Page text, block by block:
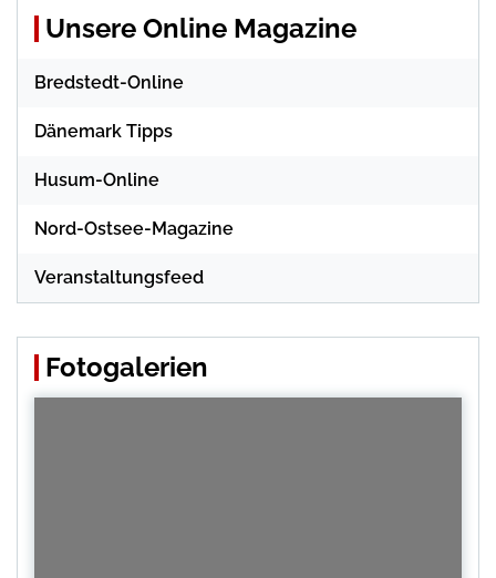
Unsere Online Magazine
Bredstedt-Online
Dänemark Tipps
Husum-Online
Nord-Ostsee-Magazine
Veranstaltungsfeed
Fotogalerien